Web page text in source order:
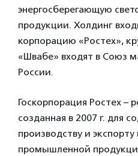
энергосберегающую
продукции. Холдинг
корпорацию «Ростех»,
«Швабе» входят в Союз
России.
Госкорпорация Ростех –
созданная в 2007 г. для
производству и
промышленной